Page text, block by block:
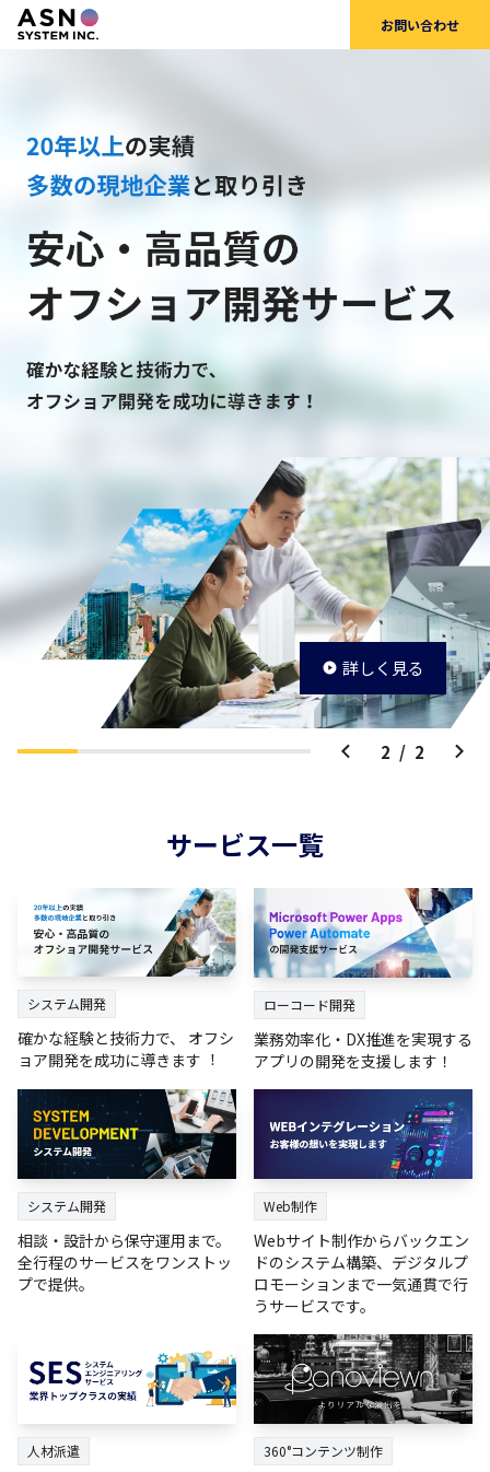
お問い合わせ
詳しく見る
2 / 2
サービス一覧
システム開発
確かな経験と技術⼒で、 オフシ
ョア開発を成功に導きます︕
ローコード開発
業務効率化・DX推進を実現する
アプリの開発を支援します！
システム開発
相談・設計から保守運用まで。
全行程のサービスをワンストッ
プで提供。
Web制作
Webサイト制作からバックエン
ドのシステム構築、デジタルプ
ロモーションまで一気通貫で行
うサービスです。
人材派遣 360°コンテンツ制作